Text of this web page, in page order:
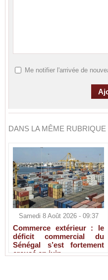
Me notifier l'arrivée de
DANS LA MÊME RUBRIQUE
Samedi 8 Août 2026 - 09:37
Commerce extérieur : le
déficit commercial du
Sénégal s’est fortement
creusé en juin